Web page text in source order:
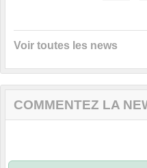
Voir toutes les news
COMMENTEZ LA